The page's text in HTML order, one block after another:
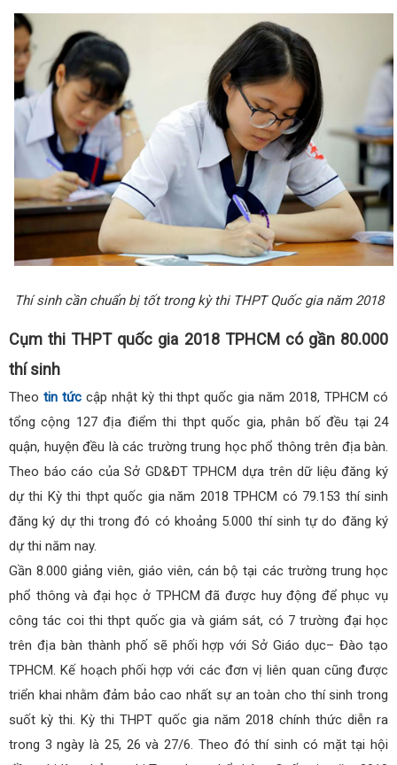
Thí sinh cần chuẩn bị tốt trong kỳ thi THPT Quốc gia năm 2018
Cụm thi THPT quốc gia 2018 TPHCM có gần 80.000
thí sinh
Theo tin tứccập nhật kỳ thi thpt quốc gia năm 2018, TPHCM có
tổng cộng 127 địa điểm thi thpt quốc gia, phân bố đều tại 24
quận, huyện đều là các trường trung học phổ thông trên địa bàn.
Theo báo cáo của Sở GD&ĐT TPHCM dựa trên dữ liệu đăng ký
dự thi Kỳ thi thpt quốc gia năm 2018 TPHCM có 79.153 thí sinh
đăng ký dự thi trong đó có khoảng 5.000 thí sinh tự do đăng ký
dự thi năm nay.
Gần 8.000 giảng viên, giáo viên, cán bộ tại các trường trung học
phổ thông và đại học ở TPHCM đã được huy động để phục vụ
công tác coi thi thpt quốc gia và giám sát, có 7 trường đại học
trên địa bàn thành phố sẽ phối hợp với Sở Giáo dục– Đào tạo
TPHCM. Kế hoạch phối hợp với các đơn vị liên quan cũng được
triển khai nhằm đảm bảo cao nhất sự an toàn cho thí sinh trong
suốt kỳ thi. Kỳ thi THPT quốc gia năm 2018 chính thức diễn ra
trong 3 ngày là 25, 26 và 27/6. Theo đó thí sinh có mặt tại hội